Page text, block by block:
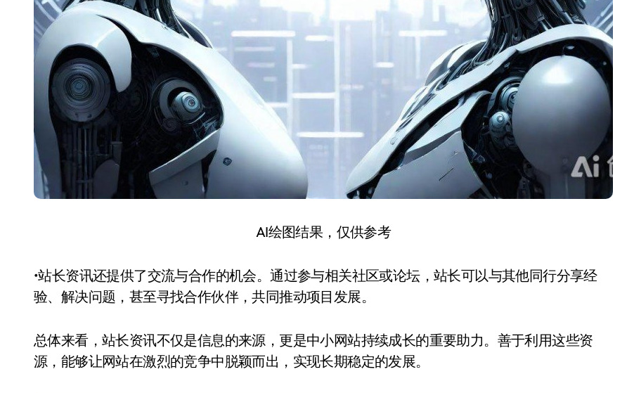
AI绘图结果，仅供参考
•站长资讯还提供了交流与合作的机会。通过参与相关社区或论坛，站长可以与其他同行分享经
验、解决问题，甚至寻找合作伙伴，共同推动项目发展。
总体来看，站长资讯不仅是信息的来源，更是中小网站持续成长的重要助力。善于利用这些资
源，能够让网站在激烈的竞争中脱颖而出，实现长期稳定的发展。